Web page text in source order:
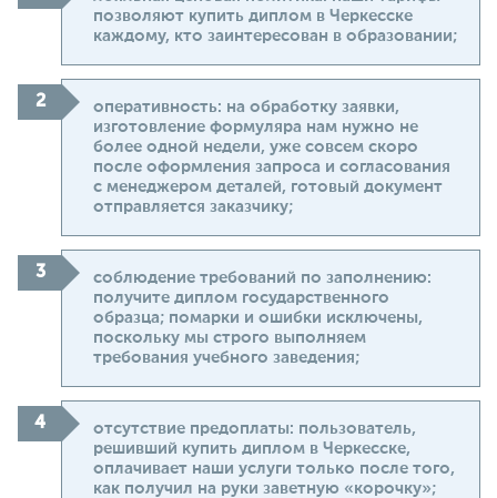
позволяют купить диплом в Черкесске
каждому, кто заинтересован в образовании;
оперативность: на обработку заявки,
изготовление формуляра нам нужно не
более одной недели, уже совсем скоро
после оформления запроса и согласования
с менеджером деталей, готовый документ
отправляется заказчику;
соблюдение требований по заполнению:
получите диплом государственного
образца; помарки и ошибки исключены,
поскольку мы строго выполняем
требования учебного заведения;
отсутствие предоплаты: пользователь,
решивший купить диплом в Черкесске,
оплачивает наши услуги только после того,
как получил на руки заветную «корочку»;